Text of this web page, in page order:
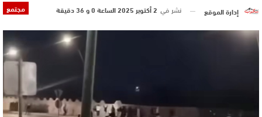
مجتمع إدارة الموقع نشر في 2 أكتوبر 2025 الساعة 0 و 36 دقيقة